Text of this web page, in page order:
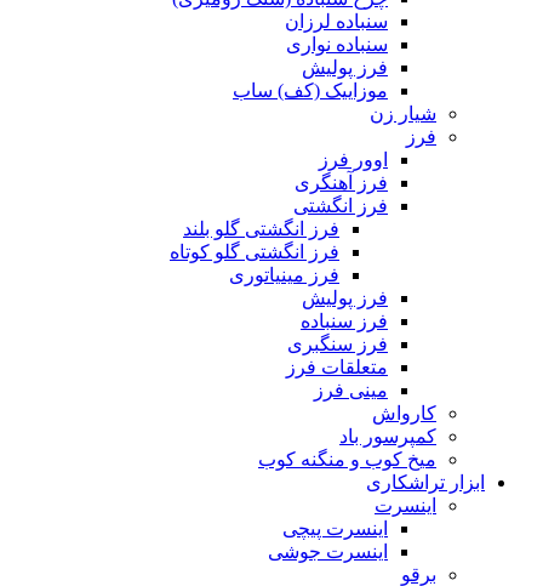
سنباده لرزان
سنباده نواری
فرز پولیش
موزاییک (کف) ساب
شیار زن
فرز
اوور فرز
فرز آهنگری
فرز انگشتی
فرز انگشتی گلو بلند
فرز انگشتی گلو کوتاه
فرز مینیاتوری
فرز پولیش
فرز سنباده
فرز سنگبری
متعلقات فرز
مینی فرز
کارواش
کمپرسور باد
میخ کوب و منگنه کوب
ابزار تراشکاری
اینسرت
اینسرت پیچی
اینسرت جوشی
برقو